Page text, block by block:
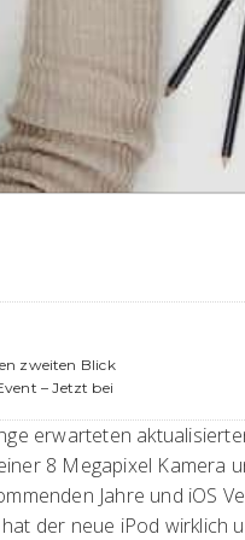
zweiten Blick
– Jetzt bei
erwarteten
8 Megapixel Kamera
Jahre und iOS
der neue iPod wirklich